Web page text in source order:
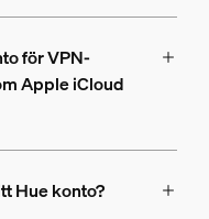
för VPN-
Apple iCloud
Hue konto?